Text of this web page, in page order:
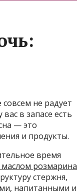
не радует
в запасе есть
— это
и продукты.
время
маслом розмарина
стержня,
напитанными и